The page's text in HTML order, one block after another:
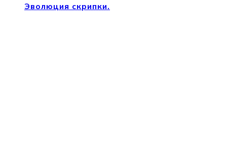
Эволюция скрипки.